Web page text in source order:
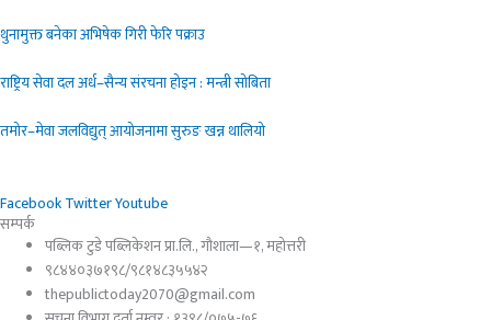
थुनामुक्त बनेका अभिषेक गिरी फेरि पक्राउ
राष्ट्रिय सेवा दल अर्ध–सैन्य संरचना होइन : मन्त्री सोबिता
तमोर–मेवा जलविद्युत् आयोजनामा सुरुङ खन्न थालियो
FacebookTwitterYoutube
सम्पर्क
पब्लिक टुडे पब्लिकेशन प्रा.लि., गौशाला—१, महोत्तरी
९८४४०३७१९८/९८१४८३५५४२
thepublictoday2070@gmail.com